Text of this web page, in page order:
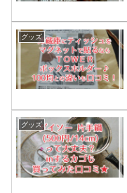
グッズ
グッズ